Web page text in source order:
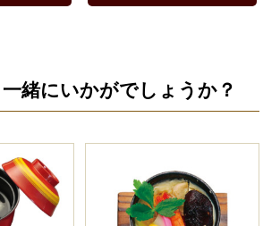
緒にいかがでしょうか？